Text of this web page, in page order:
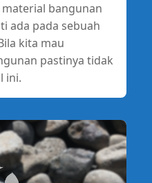
bangunan
ada pada sebuah
kita mau
pastinya tidak
ini.